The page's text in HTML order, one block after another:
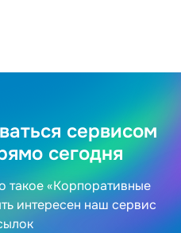
сервисом
сегодня
такое «Корпоративные
интересен наш сервис